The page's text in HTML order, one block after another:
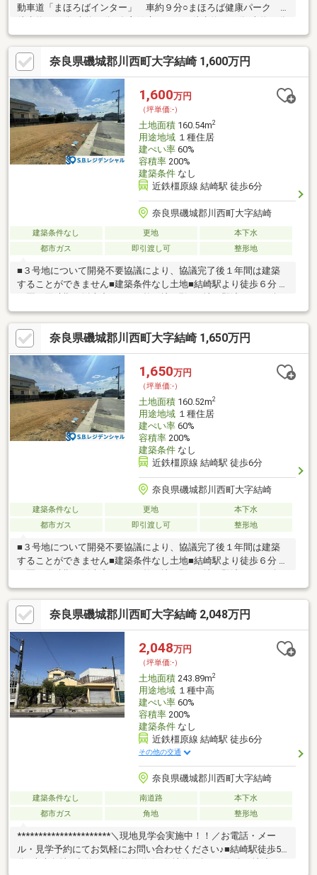
動車道「まほろばインター」 車約９分○まほろば健康パーク
徒歩約１７分/車約４分○奈良健康ランド 徒歩約１９分/車約４分
○道の駅レスティ唐古・鍵 車約９分☆徒歩１０分以内にスーパ
ー（おくやま結崎店）など商業施設が充実しています♪【新築もリ
ノベも比較して、一番納得できる家探しを。】新築の安心感も、
リノベの自由度も。両方を同時に検討できるのが当社の強みで
す。予算内でエリアも間取りも欲張りたい方へ、最適な住まい方
をワンストップでご提案します♪◎探して、比べて、カタチにす
る。
奈良県磯城郡川西町大字結崎 1,600万円
1,600万円
（坪単価:-）
土地面積160.54m2
用途地域１種住居
建ぺい率60%
容積率200%
建築条件なし
近鉄橿原線 結崎駅 徒歩6分
奈良県磯城郡川西町大字結崎
建築条件なし 更地
本下水
都市ガス
即引渡し可 整形地
■３号地について開発不要協議により、協議完了後１年間は建築
することができません■建築条件なし土地■結崎駅より徒歩６分 ■
（１，6５０万円４８．５６坪・１，6００万円４８．５６坪）・
川西小学校（徒歩１３分、約１，０３７ｍ） ・式下中学校（徒
歩２５分、約２，００６ｍ） ・スーパーおくやま結崎店（徒歩６
分、約４４４m）・ジップドラッグ結崎店（徒歩６分、約４４８
m）
奈良県磯城郡川西町大字結崎 1,650万円
1,650万円
（坪単価:-）
土地面積160.52m2
用途地域１種住居
建ぺい率60%
容積率200%
建築条件なし
近鉄橿原線 結崎駅 徒歩6分
奈良県磯城郡川西町大字結崎
建築条件なし 更地
本下水
都市ガス
即引渡し可 整形地
■３号地について開発不要協議により、協議完了後１年間は建築
することができません■建築条件なし土地■結崎駅より徒歩６分 ■
（１，6５０万円４８．５６坪・１，6００万円４８．５６坪）・
川西小学校（徒歩１３分、約１，０３７ｍ） ・式下中学校（徒
歩２５分、約２，００６ｍ） ・スーパーおくやま結崎店（徒歩６
分、約４４４m）・ジップドラッグ結崎店（徒歩６分、約４４８
m）
奈良県磯城郡川西町大字結崎 2,048万円
2,048万円
（坪単価:-）
土地面積243.89m2
用途地域１種中高
建ぺい率60%
容積率200%
建築条件なし
近鉄橿原線 結崎駅 徒歩6分
その他の交通
奈良県磯城郡川西町大字結崎
建築条件なし 南道路
本下水
都市ガス
角地 整形地
**********************＼現地見学会実施中！！／お電話・メー
ル・見学予約にてお気軽にお問い合わせください♪■結崎駅徒歩5